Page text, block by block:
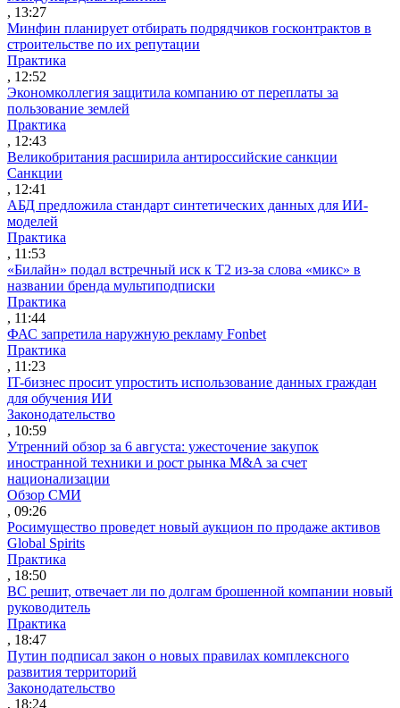
, 13:27
Минфин планирует отбирать подрядчиков госконтрактов в
строительстве по их репутации
Практика
, 12:52
Экономколлегия защитила компанию от переплаты за
пользование землей
Практика
, 12:43
Великобритания расширила антироссийские санкции
Санкции
, 12:41
АБД предложила стандарт синтетических данных для ИИ-
моделей
Практика
, 11:53
«Билайн» подал встречный иск к Т2 из-за слова «микс» в
названии бренда мультиподписки
Практика
, 11:44
ФАС запретила наружную рекламу Fonbet
Практика
, 11:23
IT-бизнес просит упростить использование данных граждан
для обучения ИИ
Законодательство
, 10:59
Утренний обзор за 6 августа: ужесточение закупок
иностранной техники и рост рынка M&A за счет
национализации
Обзор СМИ
, 09:26
Росимущество проведет новый аукцион по продаже активов
Global Spirits
Практика
, 18:50
ВС решит, отвечает ли по долгам брошенной компании новый
руководитель
Практика
, 18:47
Путин подписал закон о новых правилах комплексного
развития территорий
Законодательство
, 18:24